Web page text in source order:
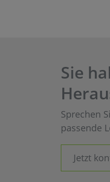
Sie
Sprechen
passende
Jetzt